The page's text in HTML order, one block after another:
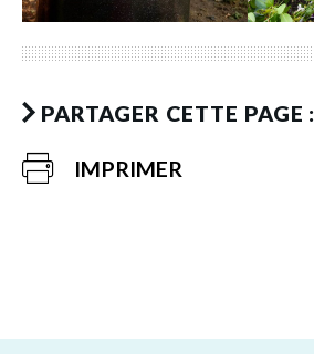
PARTAGER CETTE PAGE :
IMPRIMER